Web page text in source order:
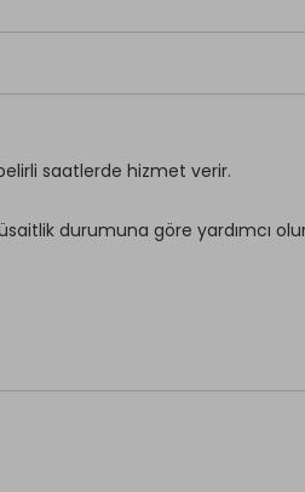
saatlerde hizmet verir.
durumuna göre yardımcı